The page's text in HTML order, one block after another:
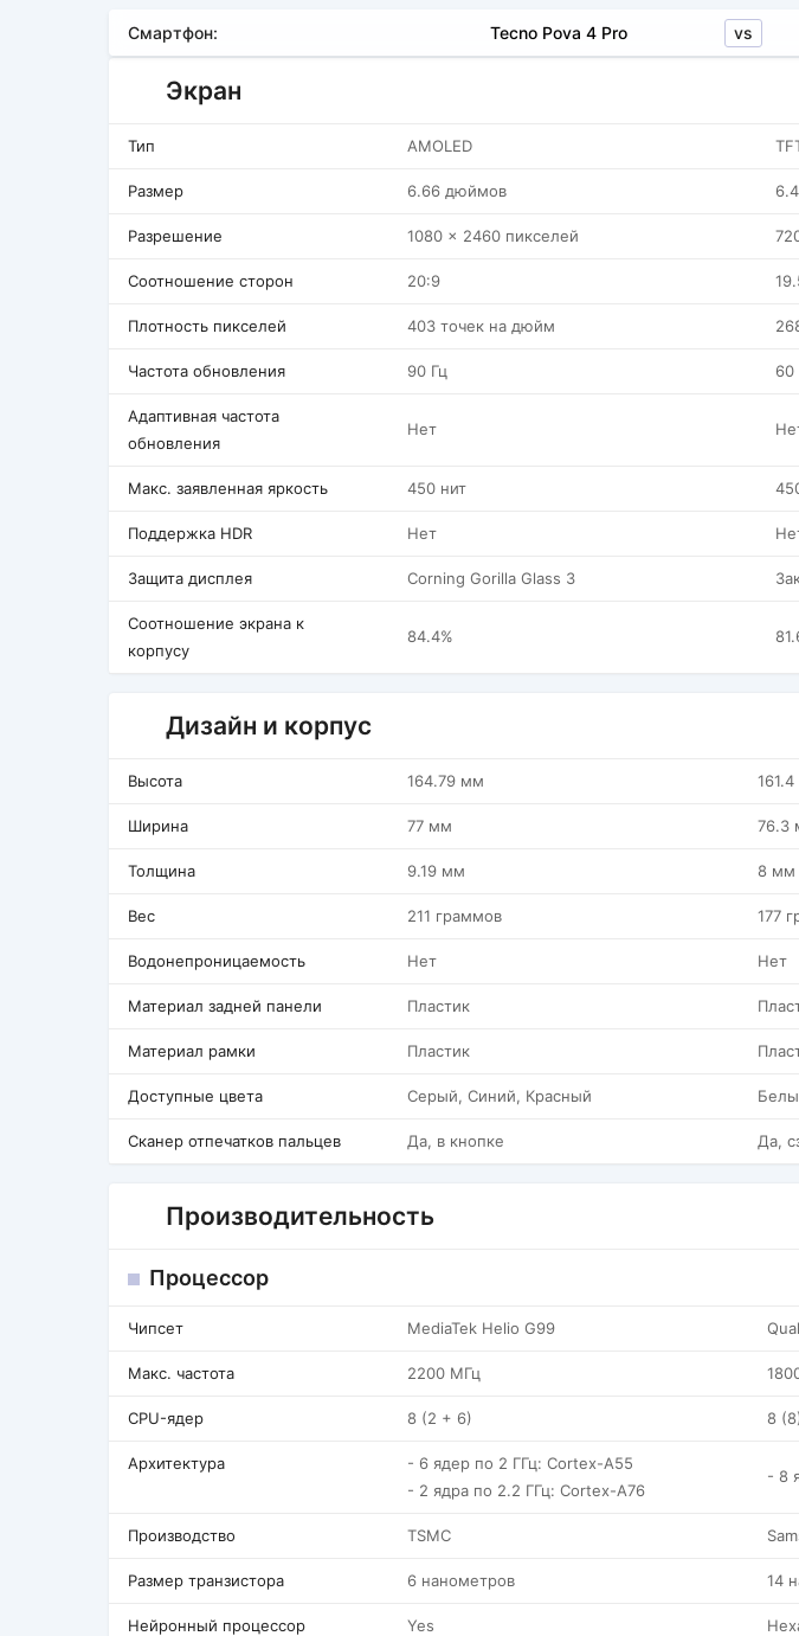
Смартфон: Tecno Pova 4 Pro vs
Экран
Тип AMOLED
Размер 6.66 дюймов
Разрешение 1080 x 2460 пикселей
Соотношение сторон 20:9
Плотность пикселей 403 точек на дюйм
Частота обновления 90 Гц 60
Адаптивная частота
обновления
Нет
Макс. заявленная яркость 450 нит
Поддержка HDR Нет
Защита дисплея Corning Gorilla Glass 3
Соотношение экрана к
корпусу
84.4%
Дизайн и корпус
Высота 164.79 мм
Ширина 77 мм 76.3
Толщина 9.19 мм 8 мм
Вес 211 граммов 177
Водонепроницаемость Нет Нет
Материал задней панели Пластик
Материал рамки Пластик
Доступные цвета Серый, Синий, Красный
Сканер отпечатков пальцев Да, в кнопке Да,
Производительность
Процессор
Чипсет MediaTek Helio G99
Макс. частота 2200 МГц
CPU-ядер 8 (2 + 6) 8
Архитектура
- 6 ядер по 2 ГГц: Cortex-A55
- 2 ядра по 2.2 ГГц: Cortex-A76
- 8
Производство TSMC
Размер транзистора 6 нанометров 14
Нейронный процессор Yes